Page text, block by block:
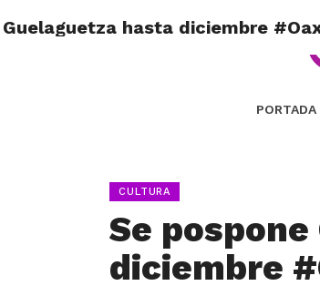
PORTADA
Guelaguetza hasta diciembre
CULTURA
Se
diciembre